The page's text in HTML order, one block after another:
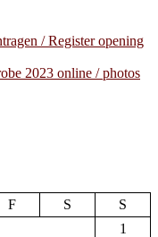
/ Register opening
2023 online / photos
F S
S
1